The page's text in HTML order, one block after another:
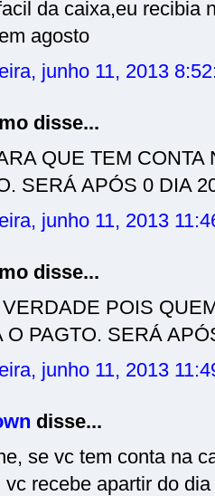
da caixa,eu recibia
agosto
junho 11, 2013
disse...
QUE TEM CONTA
SERÁ APÓS 0 DIA
junho 11, 2013
disse...
POIS
O PAGTO. SERÁ
junho 11, 2013
disse...
se vc tem conta na
vc recebe apartir do